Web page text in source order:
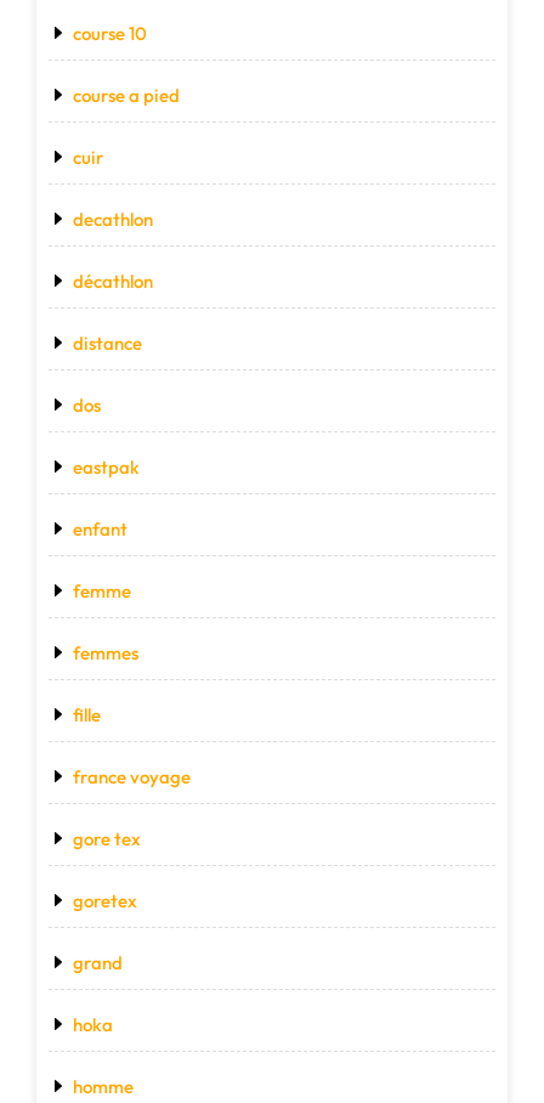
course 10
course a pied
cuir
decathlon
décathlon
distance
dos
eastpak
enfant
femme
femmes
fille
france voyage
gore tex
goretex
grand
hoka
homme